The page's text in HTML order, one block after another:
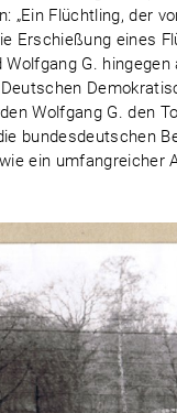
„Ein Flüchtling, der
Erschießung eines
Wolfgang G.
Wolfgang G. den
bundesdeutschen
ein umfangreicher